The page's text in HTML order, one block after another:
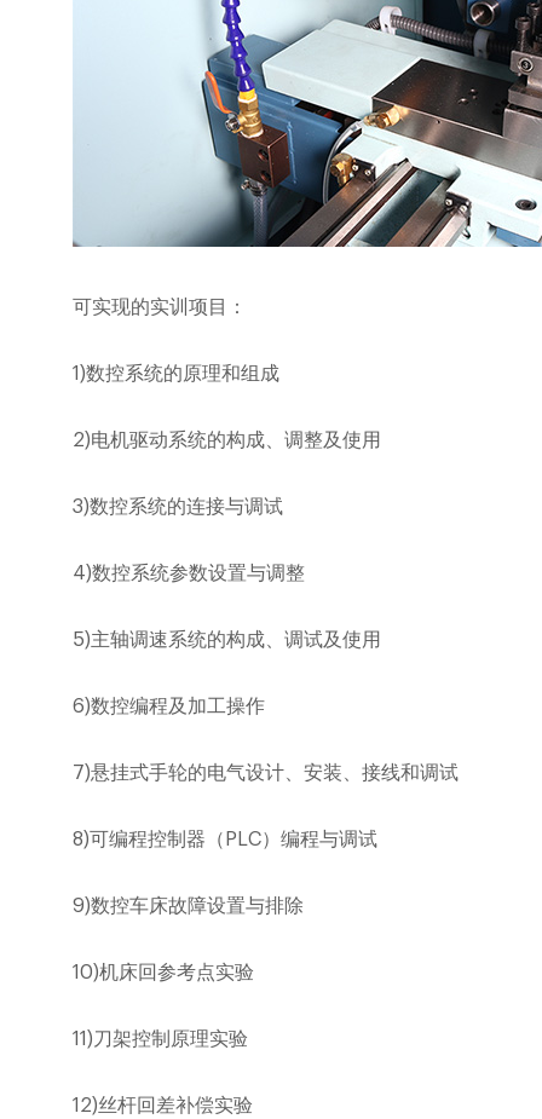
可实现的实训项目：
1)数控系统的原理和组成
2)电机驱动系统的构成、调整及使用
3)数控系统的连接与调试
4)数控系统参数设置与调整
5)主轴调速系统的构成、调试及使用
6)数控编程及加工操作
7)悬挂式手轮的电气设计、安装、接线和调试
8)可编程控制器（ PLC）编程与调试
9)数控车床故障设置与排除
10)机床回参考点实验
11)刀架控制原理实验
12)丝杆回差补偿实验